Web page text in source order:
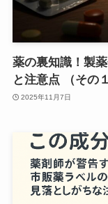
薬の裏知識！製
と注意点 （その１
2025年11月7日